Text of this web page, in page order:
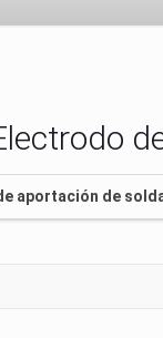
aportación de